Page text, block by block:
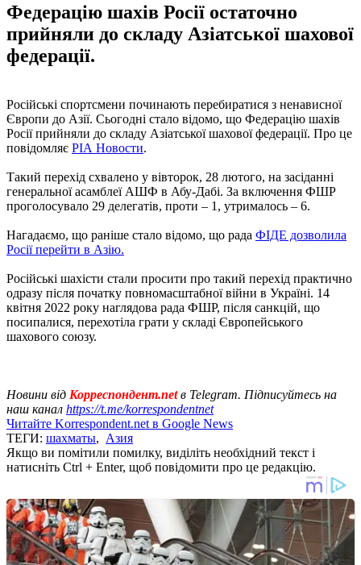
Федерацію шахів Росії остаточно
прийняли до складу Азіатської шахової
федерації.
Російські спортсмени починають перебиратися з ненависної
Європи до Азії. Сьогодні стало відомо, що Федерацію шахів
Росії прийняли до складу Азіатської шахової федерації. Про це
повідомляє РІА Новости.
Такий перехід схвалено у вівторок, 28 лютого, на засіданні
генеральної асамблеї АШФ в Абу-Дабі. За включення ФШР
проголосувало 29 делегатів, проти – 1, утрималось – 6.
Нагадаємо, що раніше стало відомо, що рада ФІДЕ дозволила
Росії перейти в Азію.
Російські шахісти стали просити про такий перехід практично
одразу після початку повномасштабної війни в Україні. 14
квітня 2022 року наглядова рада ФШР, після санкцій, що
посипалися, перехотіла грати у складі Європейського
шахового союзу.
Новини від Корреспондент.netв Telegram. Підписуйтесь на
наш канал https://t.me/korrespondentnet
Читайте Korrespondent.net в Google News
ТЕГИ: шахматы, Азия
Якщо ви помітили помилку, виділіть необхідний текст і
натисніть Ctrl + Enter, щоб повідомити про це редакцію.